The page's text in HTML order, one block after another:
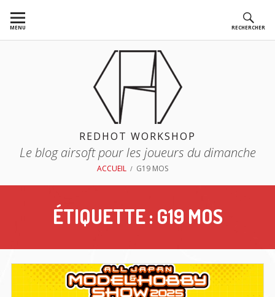
auMENU RECHERCHER
REDHOT WORKSHOP
Le blog airsoft pour les joueurs du dimanche
ACCUEIL G19 MOS
ÉTIQUETTE : G19 MOS